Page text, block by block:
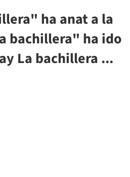
ha anat a la
bachillera" ha ido
La bachillera ...